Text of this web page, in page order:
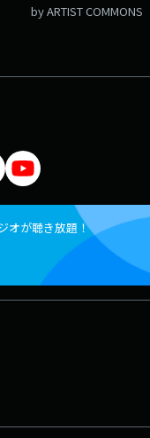
by ARTIST COMMONS
オが聴き放題！